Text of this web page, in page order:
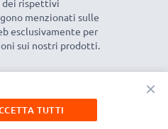
dei rispettivi
menzionati sulle
esclusivamente per
sui nostri prodotti.
×
TUTTI